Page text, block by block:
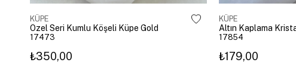
KÜPE
Özel Seri Kumlu Köşeli Küpe Gold
17473
₺350,00
KÜPE
17854
₺179,00